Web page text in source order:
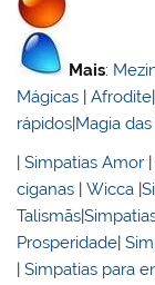
Mais:
Mágicas |Afrodite|
rápidos|Magia
|Simpatias Amor
ciganas |Wicca |
Talismãs|
Prosperidade|
|Simpatias para